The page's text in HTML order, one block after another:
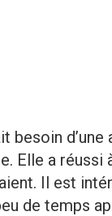
besoin
Elle a réussi
Il est
de temps